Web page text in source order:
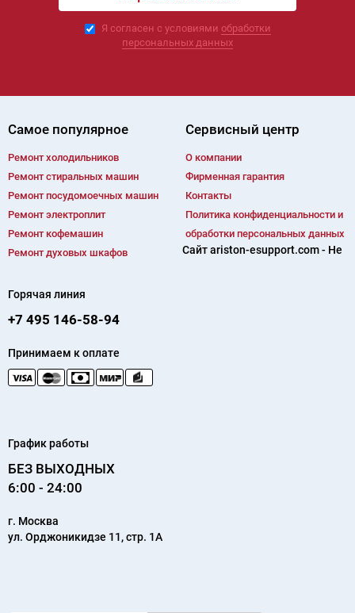
Я согласен с условиями обработки
персональных данных
Самое популярное
Ремонт холодильников
Ремонт cтиральных машин
Ремонт посудомоечных машин
Ремонт электроплит
Ремонт кофемашин
Ремонт духовых шкафов
Сервисный центр
О компании
Фирменная гарантия
Контакты
Политика конфиденциальности и
обработки персональных данных
Горячая линия
+7 495 146-58-94
Принимаем к оплате
График работы
БЕЗ ВЫХОДНЫХ
6:00 - 24:00
г. Москва
ул. Орджоникидзе 11, стр. 1А
Сайт ariston-esupport.com - Не